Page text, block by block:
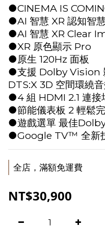
●CINEMA IS
●AI 智慧 XR 認知智
●AI 智慧 XR Clear
●XR 原色顯示 Pro
●原生 120Hz 面板
●支援 Dolby Vision
DTS:X 3D 空間環繞
●4 組 HDMI 2.1 連接
●節能儀表板 2 輕鬆
●遊戲選單 最佳
●Google TV™ 全新
全店，滿額免運費
NT$30,900